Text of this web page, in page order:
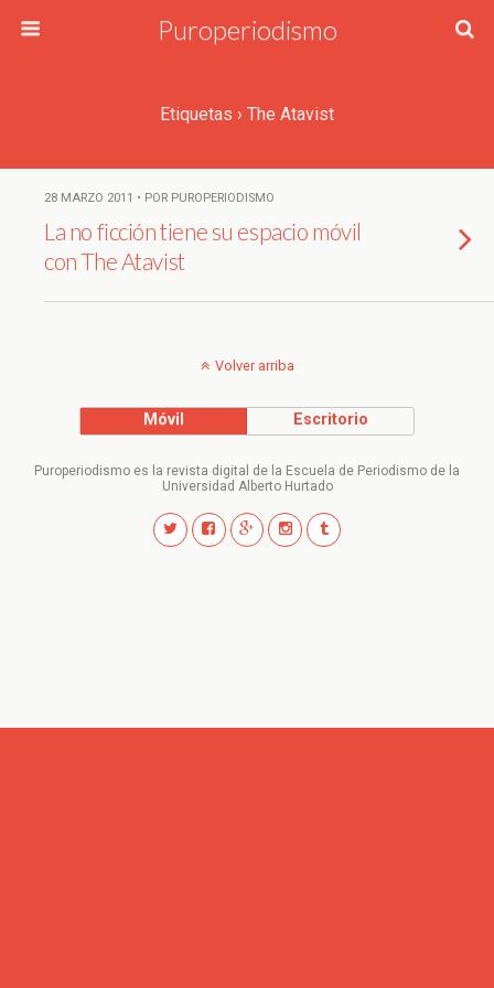
Puroperiodismo
Etiquetas › The Atavist
28 MARZO 2011 • POR PUROPERIODISMO
La no ficción tiene su espacio móvil
con The Atavist
Volver arriba
Móvil Escritorio
Puroperiodismo es la revista digital de la Escuela de Periodismo de la
Universidad Alberto Hurtado